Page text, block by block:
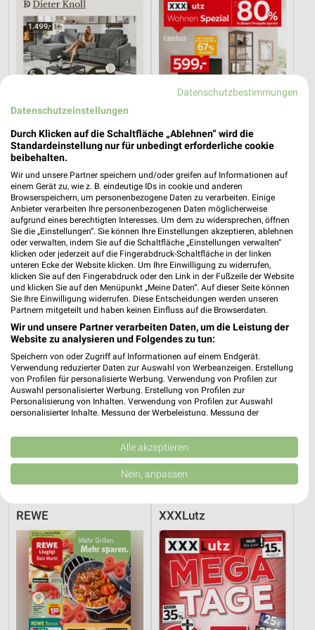
44,8 km
Dieter Knoll
Gültig bis Fr. 14.08.
Wohnen Spezial
Gültig bis Fr. 14.08.
Kaufland
2,2 km
Gültig bis Mi. 12.08.
Thomas Philipps
12,5 km
Angebote ab 10.08.
Gültig ab Mo. 10.08.
REWE XXXLutz
Datenschutzbestimmungen
Datenschutzeinstellungen
Durch Klicken auf die Schaltfläche „Ablehnen“ wird die
Standardeinstellung nur für unbedingt erforderliche cookie
beibehalten.
Wir und unsere Partner speichern und/oder greifen auf Informationen auf
einem Gerät zu, wie z. B. eindeutige IDs in cookie und anderen
Browserspeichern, um personenbezogene Daten zu verarbeiten. Einige
Anbieter verarbeiten Ihre personenbezogenen Daten möglicherweise
aufgrund eines berechtigten Interesses. Um dem zu widersprechen, öffnen
Sie die „Einstellungen“. Sie können Ihre Einstellungen akzeptieren, ablehnen
oder verwalten, indem Sie auf die Schaltfläche „Einstellungen verwalten“
klicken oder jederzeit auf die Fingerabdruck-Schaltfläche in der linken
unteren Ecke der Website klicken. Um Ihre Einwilligung zu widerrufen,
klicken Sie auf den Fingerabdruck oder den Link in der Fußzeile der Website
und klicken Sie auf den Menüpunkt „Meine Daten“. Auf dieser Seite können
Sie Ihre Einwilligung widerrufen. Diese Entscheidungen werden unseren
Partnern mitgeteilt und haben keinen Einfluss auf die Browserdaten.
Wir und unsere Partner verarbeiten Daten, um die Leistung der
Website zu analysieren und Folgendes zu tun:
Speichern von oder Zugriff auf Informationen auf einem Endgerät.
Verwendung reduzierter Daten zur Auswahl von Werbeanzeigen. Erstellung
von Profilen für personalisierte Werbung. Verwendung von Profilen zur
Auswahl personalisierter Werbung. Erstellung von Profilen zur
Personalisierung von Inhalten. Verwendung von Profilen zur Auswahl
personalisierter Inhalte. Messung der Werbeleistung. Messung der
Kombinationen von Daten aus verschiedenen Quellen. Entwicklung und
Verbesserung der Angebote. Verwendung reduzierter Daten zur Auswahl
von Inhalten.
Daten können außerhalb der Europäischen Union weitergegeben und in die
USA gesendet werden.
Website/App.
Wir nutzen Ihre Daten für folgende Zwecke:
IAB-Verarbeitungszwecke:
Speichern von oder Zugriff auf Informationen
auf einem Endgerät
Verwendung reduzierter Daten zur Auswahl von
Alle akzeptieren
Nein, anpassen